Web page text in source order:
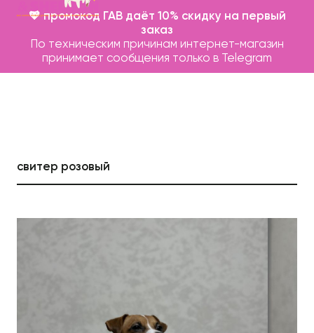
💖 промокод ГАВ даёт 10% скидку на первый
заказ
По техническим причинам интернет-магазин
принимает сообщения только в Telegram
свитер розовый
Бренды